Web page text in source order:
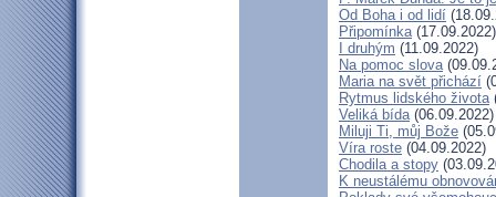
Od Boha i od lidí
Připomínka(17.09.2022)
I druhým (11.09.2022)
Na pomoc slova
Maria na svět přichází
Rytmus lidského života
Veliká bída(06.09.2022)
Miluji Ti, můj Bože
Víra roste (04.09.2022)
Chodila a stopy
K neustálému